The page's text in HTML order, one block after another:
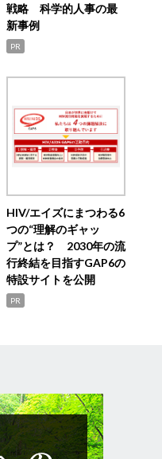
戦略 科学的人事の最
新事例
PR
HIV/エイズにまつわる6
つの“理解のギャッ
プ”とは？ 2030年の流
行終結を目指すGAP6の
特設サイトを公開
PR